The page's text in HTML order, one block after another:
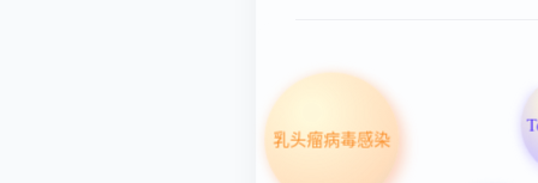
乳头瘤病毒感染